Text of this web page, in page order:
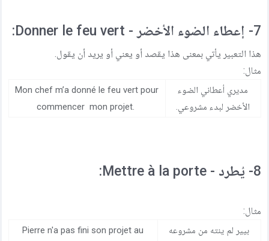
7- إعطاء الضوء الأخضر - Donner le feu vert:
هذا التعبير يأتي بمعنى هذا يقصد أو يعني أو يريد أن يقول.
مثال:
مديري أعطاني الضوء
الأخضر لبدء مشروعي.
Mon chef m’a donné le feu vert pour
commencer mon projet.
8- يُطرد - Mettre à la porte:
مثال:
بيير لم ينته من مشروعه
Pierre n'a pas fini son projet au